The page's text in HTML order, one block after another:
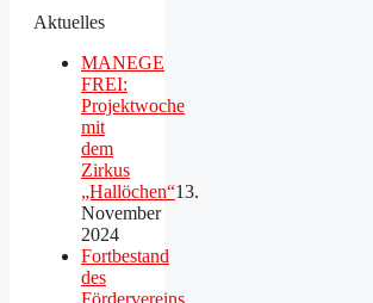
Aktuelles
MANEGE
FREI:
Projektwoche
mit
dem
Zirkus
„Hallöchen“13.
November
2024
Fortbestand
des
Fördervereins